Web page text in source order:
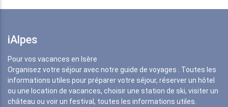
iAlpes
Pour vos vacances en Isère
Organisez votre séjour avec notre guide de voyages . Toutes les
informations utiles pour préparer votre séjour, réserver un hôtel
ou une location de vacances, choisir une station de ski, visiter un
château ou voir un festival, toutes les informations utiles.